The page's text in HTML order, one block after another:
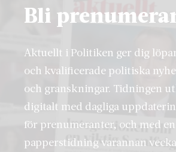
Bli
Aktuellt i Politiken ger dig
och kvalificerade politiska
och granskningar. Tidningen
digitalt med dagliga
för prenumeranter, och med en
papperstidning varannan